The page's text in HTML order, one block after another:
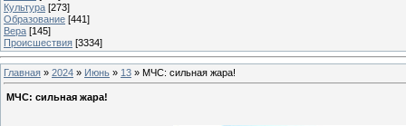
Культура [273]
Образование [441]
Вера [145]
Происшествия [3334]
Главная » 2024 » Июнь » 13 » МЧС: сильная жара!
МЧС: сильная жара!